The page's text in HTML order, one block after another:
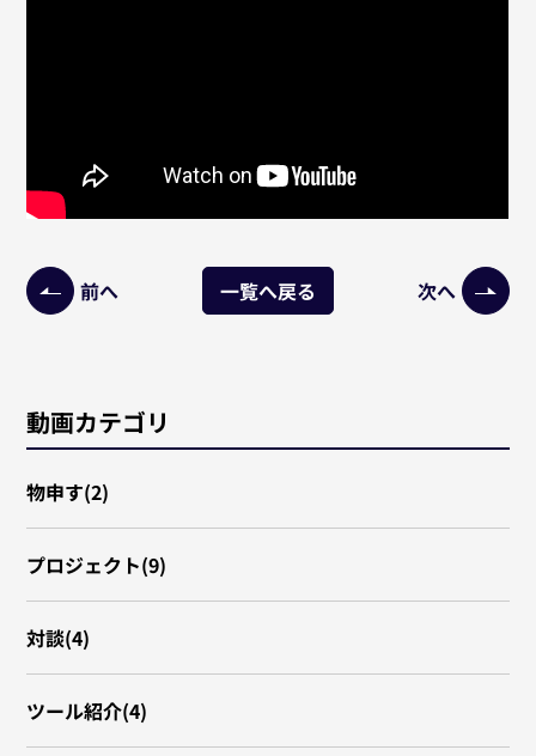
前へ 一覧へ戻る 次へ
動画カテゴリ
物申す(2)
プロジェクト(9)
対談(4)
ツール紹介(4)